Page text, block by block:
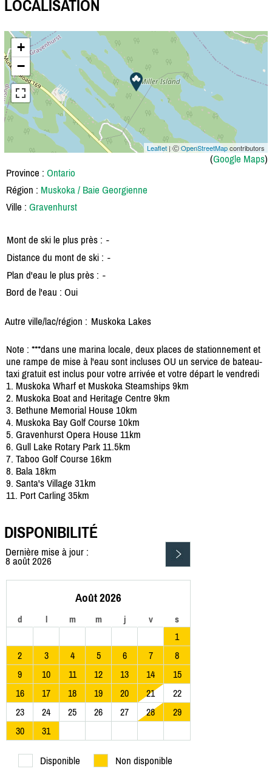
LOCALISATION
+
−
Leaflet| ⒸOpenStreetMapcontributors
(Google Maps)
Province : Ontario
Région : Muskoka / Baie Georgienne
Ville : Gravenhurst
Mont de ski le plus près : -
Distance du mont de ski : -
Plan d'eau le plus près : -
Bord de l'eau : Oui
Autre ville/lac/région : Muskoka Lakes
Note : ***dans une marina locale, deux places de stationnement et
une rampe de mise à l'eau sont incluses OU un service de bateau-
taxi gratuit est inclus pour votre arrivée et votre départ le vendredi
1. Muskoka Wharf et Muskoka Steamships 9km
2. Muskoka Boat and Heritage Centre 9km
3. Bethune Memorial House 10km
4. Muskoka Bay Golf Course 10km
5. Gravenhurst Opera House 11km
6. Gull Lake Rotary Park 11.5km
7. Taboo Golf Course 16km
8. Bala 18km
9. Santa's Village 31km
11. Port Carling 35km
DISPONIBILITÉ
Dernière mise à jour :
8 août 2026
Août 2026
d l m m j v s
1
2
3 4 5 6 7
8
9
10 11 12 13 14
15
16
17 18 19 20 21
22
23
24 25 26 27 28
29
30
31
Disponible Non disponible